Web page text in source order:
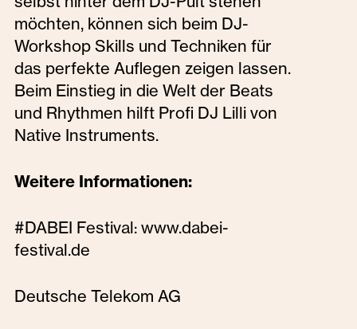
möchten, können sich beim DJ-
Workshop Skills und Techniken für
das perfekte Auflegen zeigen lassen.
Beim Einstieg in die Welt der Beats
und Rhythmen hilft Profi DJ Lilli von
Native Instruments.
Weitere Informationen:
#DABEI Festival: www.dabei-
festival.de
Deutsche Telekom AG